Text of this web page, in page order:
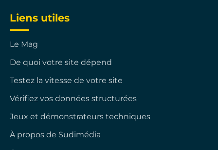
Liens utiles
Le Mag
De quoi votre site dépend
Testez la vitesse de votre site
Vérifiez vos données structurées
Jeux et démonstrateurs techniques
À propos de Sudimédia